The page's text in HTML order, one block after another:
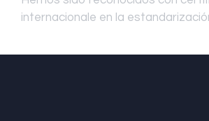
internacionale en la